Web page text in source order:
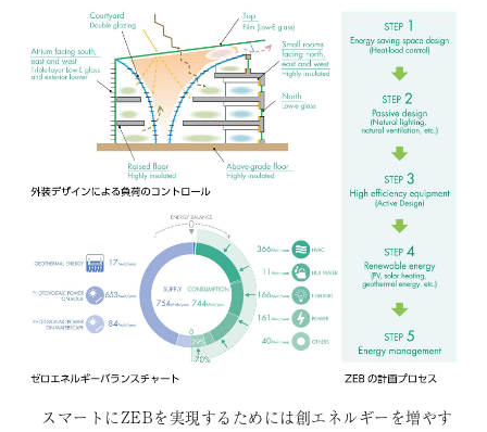
スマートにZEBを実現するためには創エネルギーを増やす